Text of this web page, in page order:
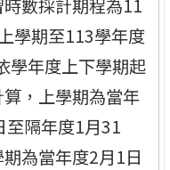
數採計期程為11
學期至113學年度
學年度上下學期起
，上學期為當年
至隔年度1月31
為當年度2月1日